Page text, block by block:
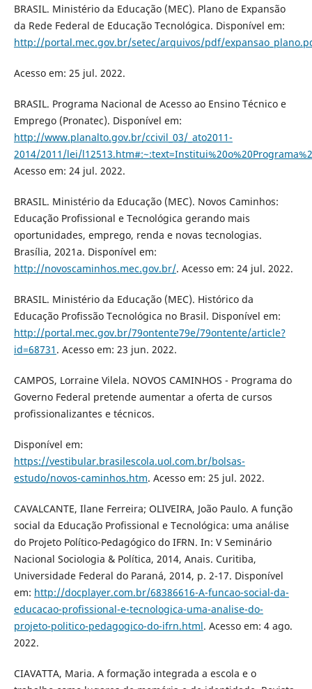
BRASIL. Ministério da Educação (MEC). Plano de Expansão
da Rede Federal de Educação Tecnológica. Disponível em:
http://portal.mec.gov.br/setec/arquivos/pdf/
Acesso em: 25 jul. 2022.
BRASIL. Programa Nacional de Acesso ao Ensino Técnico e
Emprego (Pronatec). Disponível em:
http://www.planalto.gov.br/ccivil_03/_ato2011-
2014/2011/lei/
Acesso em: 24 jul. 2022.
BRASIL. Ministério da Educação (MEC). Novos Caminhos:
Educação Profissional e Tecnológica gerando mais
oportunidades, emprego, renda e novas tecnologias.
Brasília, 2021a. Disponível em:
http://novoscaminhos.mec.gov.br/. Acesso em: 24 jul. 2022.
BRASIL. Ministério da Educação (MEC). Histórico da
Educação Profissão Tecnológica no Brasil. Disponível em:
http://portal.mec.gov.br/79ontente79e/79ontente/article?
id=68731 . Acesso em: 23 jun. 2022.
CAMPOS, Lorraine Vilela. NOVOS CAMINHOS - Programa do
Governo Federal pretende aumentar a oferta de cursos
profissionalizantes e técnicos.
Disponível em:
https://vestibular.brasilescola.uol.com.br/bolsas-
estudo/novos-caminhos.htm. Acesso em: 25 jul. 2022.
CAVALCANTE, Ilane Ferreira; OLIVEIRA, João Paulo. A função
social da Educação Profissional e Tecnológica: uma análise
do Projeto Político-Pedagógico do IFRN. In: V Seminário
Nacional Sociologia & Política, 2014, Anais. Curitiba,
Universidade Federal do Paraná, 2014, p. 2-17. Disponível
em: http://docplayer.com.br/68386616-A-funcao-social-da-
educacao-profissional-e-tecnologica-uma-analise-do-
projeto-politico-pedagogico-do-ifrn.html. Acesso em: 4 ago.
2022.
CIAVATTA, Maria. A formação integrada a escola e o